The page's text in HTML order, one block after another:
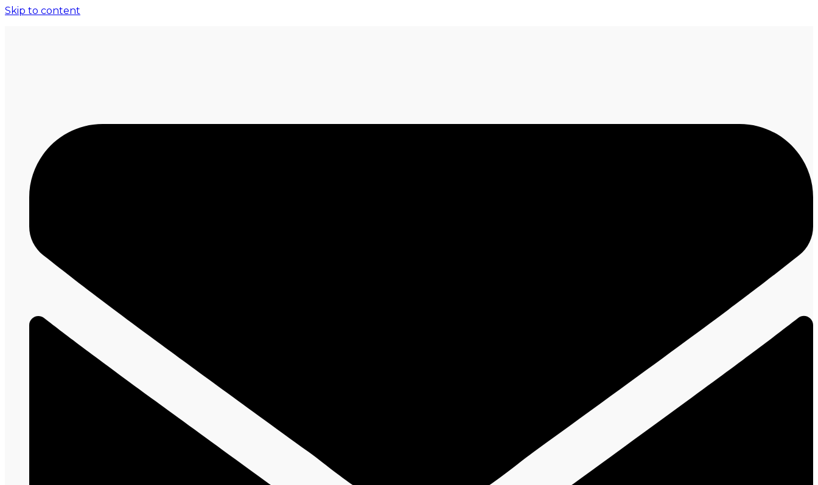
Skip to content